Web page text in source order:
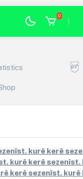
0
kurê kerê
kurê kerê
kerê sezenîst.